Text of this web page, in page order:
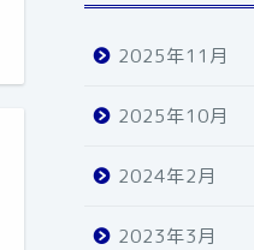
2025年11月
2025年10月
2024年2月
2023年3月